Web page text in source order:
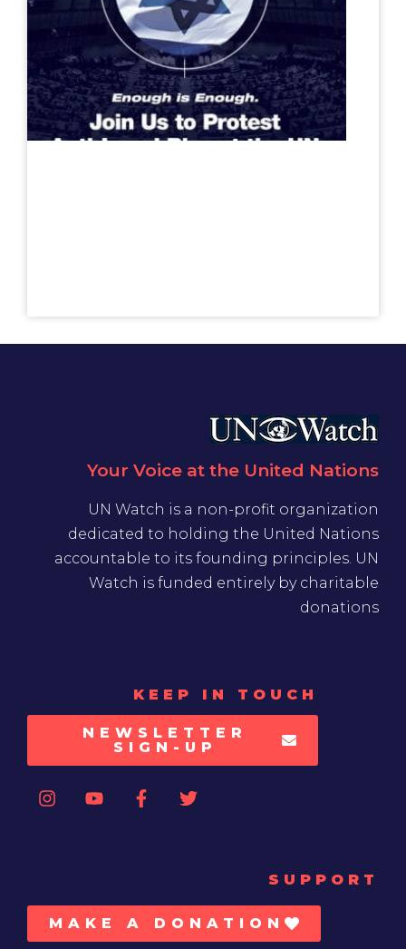
Your Voice at the United Nations
UN Watch is a non-profit organization
dedicated to holding the United Nations
accountable to its founding principles. UN
Watch is funded entirely by charitable
donations
KEEP IN TOUCH
NEWSLETTER
SIGN-UP
SUPPORT
MAKE A DONATION